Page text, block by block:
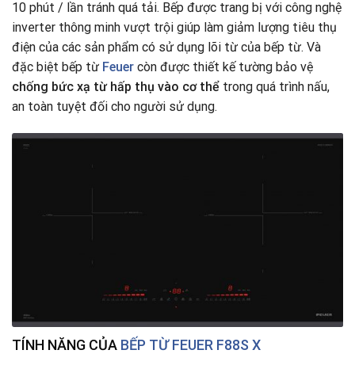
10 phút / lần tránh quá tải. Bếp được trang bị với công nghệ
inverter thông minh vượt trội giúp làm giảm lượng tiêu thụ
điện của các sản phẩm có sử dụng lõi từ của bếp từ. Và
đặc biệt bếp từ Feuer còn được thiết kế tường bảo vệ
chống bức xạ từ hấp thụ vào cơ thể trong quá trình nấu,
an toàn tuyệt đối cho người sử dụng.
TÍNH NĂNG CỦA BẾP TỪ FEUER F88S X